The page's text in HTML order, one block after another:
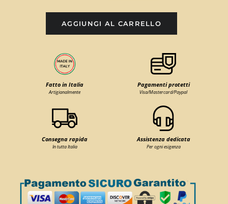
AGGIUNGI AL CARRELLO
Fatto in Italia
Artigianalmente
Pagamenti protetti
Visa/Mastercard/Paypal
Consegna rapida
In tutta Italia
Assistenza dedicata
Per ogni esigenza